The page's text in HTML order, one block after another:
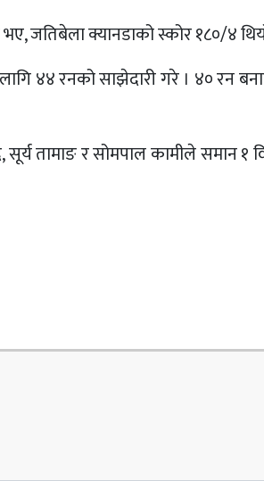
जतिबेला क्यानडाको स्कोर १८०/४
४४ रनको साझेदारी गरे । ४० रन
तामाङ र सोमपाल कामीले समान १